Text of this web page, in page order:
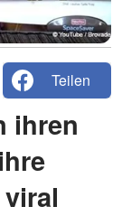
Teilen
ihren